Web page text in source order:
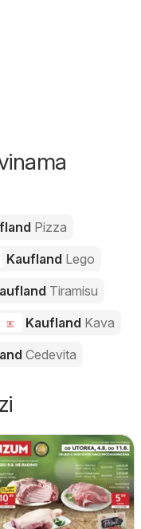
Pizza
Kaufland Lego
Tiramisu
Kaufland Kava
Cedevita